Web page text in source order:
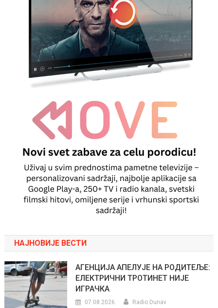
НАЈНОВИЈЕ ВЕСТИ
АГЕНЦИЈА АПЕЛУЈЕ НА РОДИТЕЉЕ:
ЕЛЕКТРИЧНИ ТРОТИНЕТ НИЈЕ
ИГРАЧКА
07.08.2026. Radio Dunav